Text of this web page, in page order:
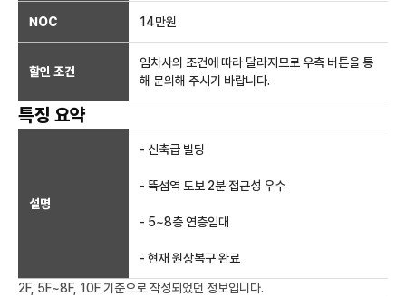
NOC 14만원
할인 조건
임차사의 조건에 따라 달라지므로 우측 버튼을 통
해 문의해 주시기 바랍니다.
특징 요약
설명
- 신축급 빌딩
- 뚝섬역 도보 2분 접근성 우수
- 5~8층 연층임대
- 현재 원상복구 완료
2F, 5F~8F, 10F 기준으로 작성되었던 정보입니다.